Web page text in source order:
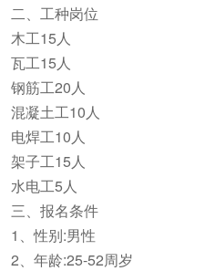
二、工种岗位
木工15人
瓦工15人
钢筋工20人
混凝土工10人
电焊工10人
架子工15人
水电工5人
三、报名条件
1、性别:男性
2、年龄:25-52周岁